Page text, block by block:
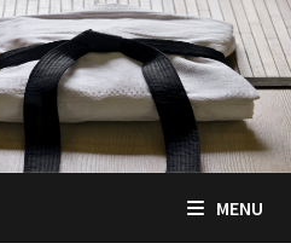
MENU